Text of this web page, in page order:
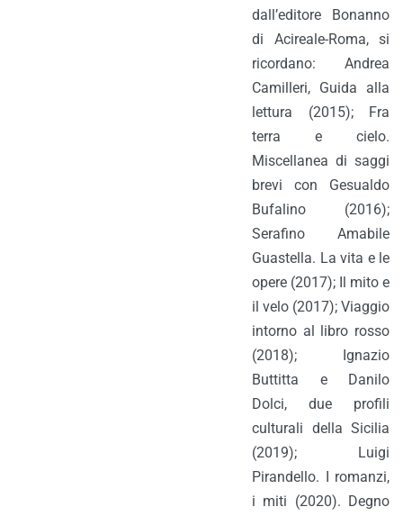
dall’editore Bonanno
di Acireale-Roma, si
ricordano: Andrea
Camilleri, Guida alla
lettura (2015); Fra
terra e cielo.
Miscellanea di saggi
brevi con Gesualdo
Bufalino (2016);
Serafino Amabile
Guastella. La vita e le
opere (2017); Il mito e
il velo (2017); Viaggio
intorno al libro rosso
(2018); Ignazio
Buttitta e Danilo
Dolci, due profili
culturali della Sicilia
(2019); Luigi
Pirandello. I romanzi,
i miti (2020). Degno